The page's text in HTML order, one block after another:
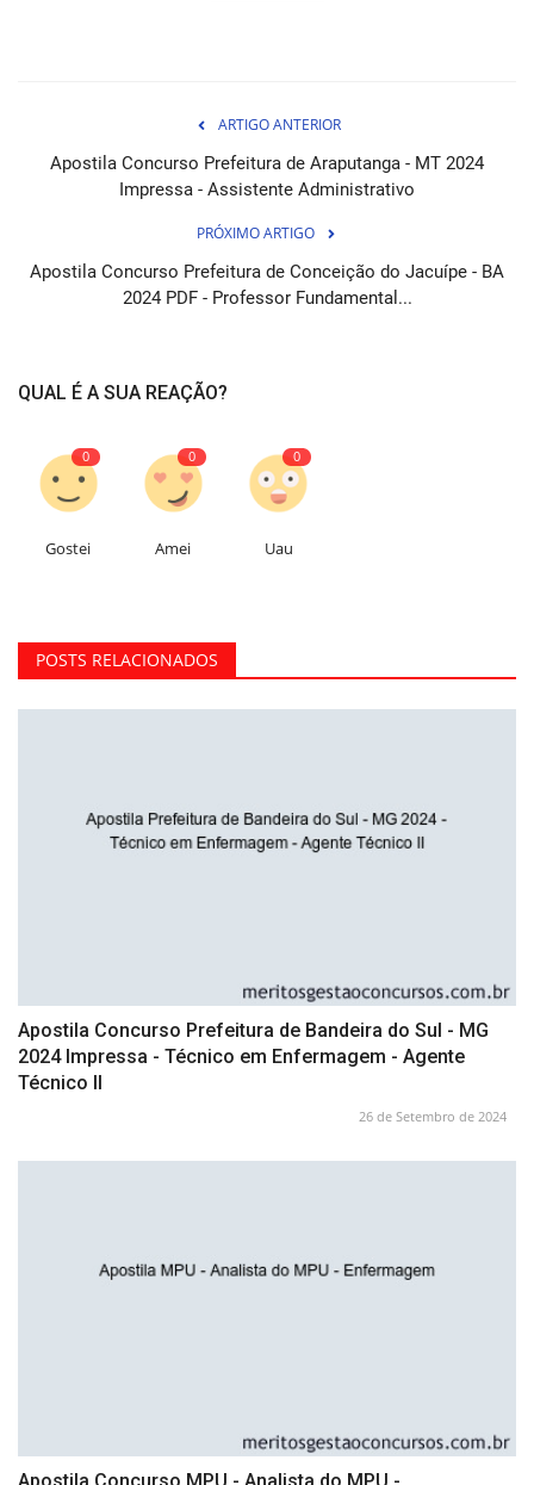
ARTIGO ANTERIOR
Apostila Concurso Prefeitura de Araputanga - MT 2024
Impressa - Assistente Administrativo
PRÓXIMO ARTIGO
Apostila Concurso Prefeitura de Conceição do Jacuípe - BA
2024 PDF - Professor Fundamental...
QUAL É A SUA REAÇÃO?
0
Gostei
0
Amei
0
Uau
POSTS RELACIONADOS
Apostila Concurso Prefeitura de Bandeira do Sul - MG
2024 Impressa - Técnico em Enfermagem - Agente
Técnico II
26 de Setembro de 2024